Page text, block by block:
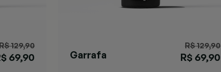
129,90
69,90
Garrafa
R$ 129,90
R$ 69,90